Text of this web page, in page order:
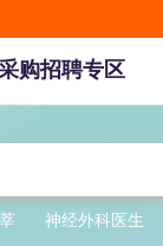
购招聘专区
神经外科医生